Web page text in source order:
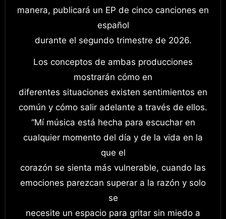
manera, publicará un EP de cinco canciones en
español
durante el segundo trimestre de 2026.
Los conceptos de ambas producciones
mostrarán cómo en
diferentes situaciones existen sentimientos en
común y cómo salir adelante a través de ellos.
“Mí música está hecha para escuchar en
cualquier momento del día y de la vida en la
que el
corazón se sienta más vulnerable, cuando las
emociones parezcan superar a la razón y solo
se
necesite un espacio para gritar sin miedo a